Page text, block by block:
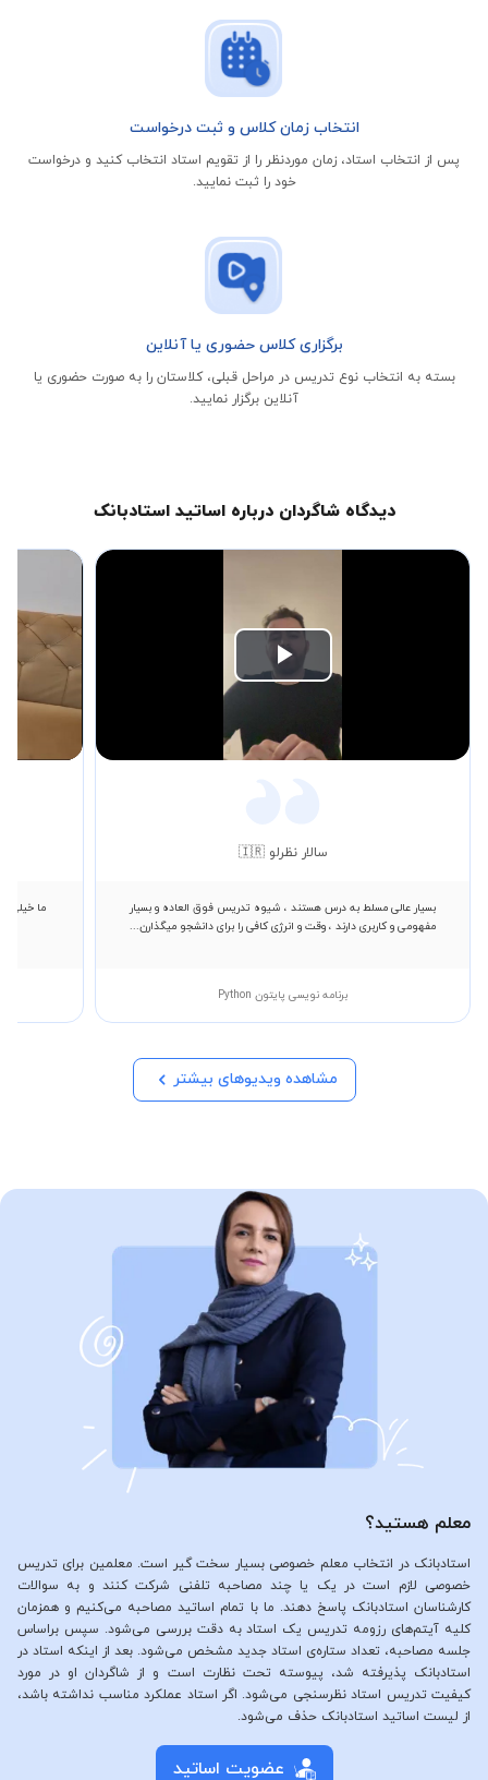
انتخاب زمان کلاس و ثبت درخواست
پس از انتخاب استاد، زمان موردنظر را از تقویم استاد انتخاب کنید و درخواست
خود را ثبت نمایید.
برگزاری کلاس حضوری یا آنلاین
بسته به انتخاب نوع تدریس در مراحل قبلی، کلاستان را به صورت حضوری یا
آنلاین برگزار نمایید.
دیدگاه شاگردان درباره اساتید استادبانک
Play
Video
سالار نظرلو 🇮🇷
بسیار عالی ‌مسلط به درس هستند ، شیوه تدریس فوق العاده و بسیار
مفهومی و کاربری دارند ، وقت و انرژی کافی را برای دانشجو میگذارن...
برنامه نویسی پایتون Python
ما خیلی
مشاهده ویدیوهای بیشتر
معلم هستید؟
استادبانک در انتخاب معلم خصوصی بسیار سخت گیر است. معلمین برای تدریس
خصوصی لازم است در یک یا چند مصاحبه تلفنی شرکت کنند و به سوالات
کارشناسان استادبانک پاسخ دهند. ما با تمام اساتید مصاحبه می‌کنیم و همزمان
کلیه آیتم‌های رزومه تدریس یک استاد به دقت بررسی می‌شود. سپس براساس
جلسه مصاحبه، تعداد ستاره‌ی استاد جدید مشخص می‌شود. بعد از اینکه استاد در
استادبانک پذیرفته شد، پیوسته تحت نظارت است و از شاگردان او در مورد
کیفیت تدریس استاد نظرسنجی می‌شود. اگر استاد عملکرد مناسب نداشته باشد،
از لیست اساتید استادبانک حذف می‌شود.
عضویت اساتید